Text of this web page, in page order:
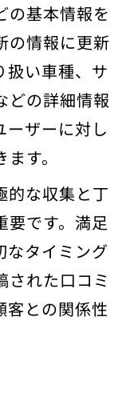
の基本情報を
の情報に更新
扱い車種、サ
どの詳細情報
ーザーに対し
す。
的な収集と丁
要です。満足
なタイミング
された口コミ
客との関係性